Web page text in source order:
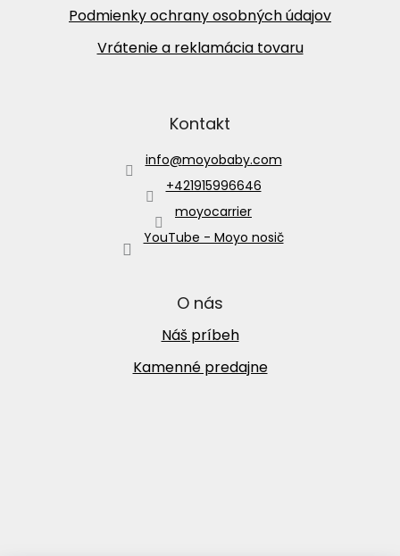
Podmienky ochrany osobných údajov
Vrátenie a reklamácia tovaru
Kontakt
info@moyobaby.com
+421915996646
moyocarrier
YouTube - Moyo nosič
O nás
Náš príbeh
Kamenné predajne